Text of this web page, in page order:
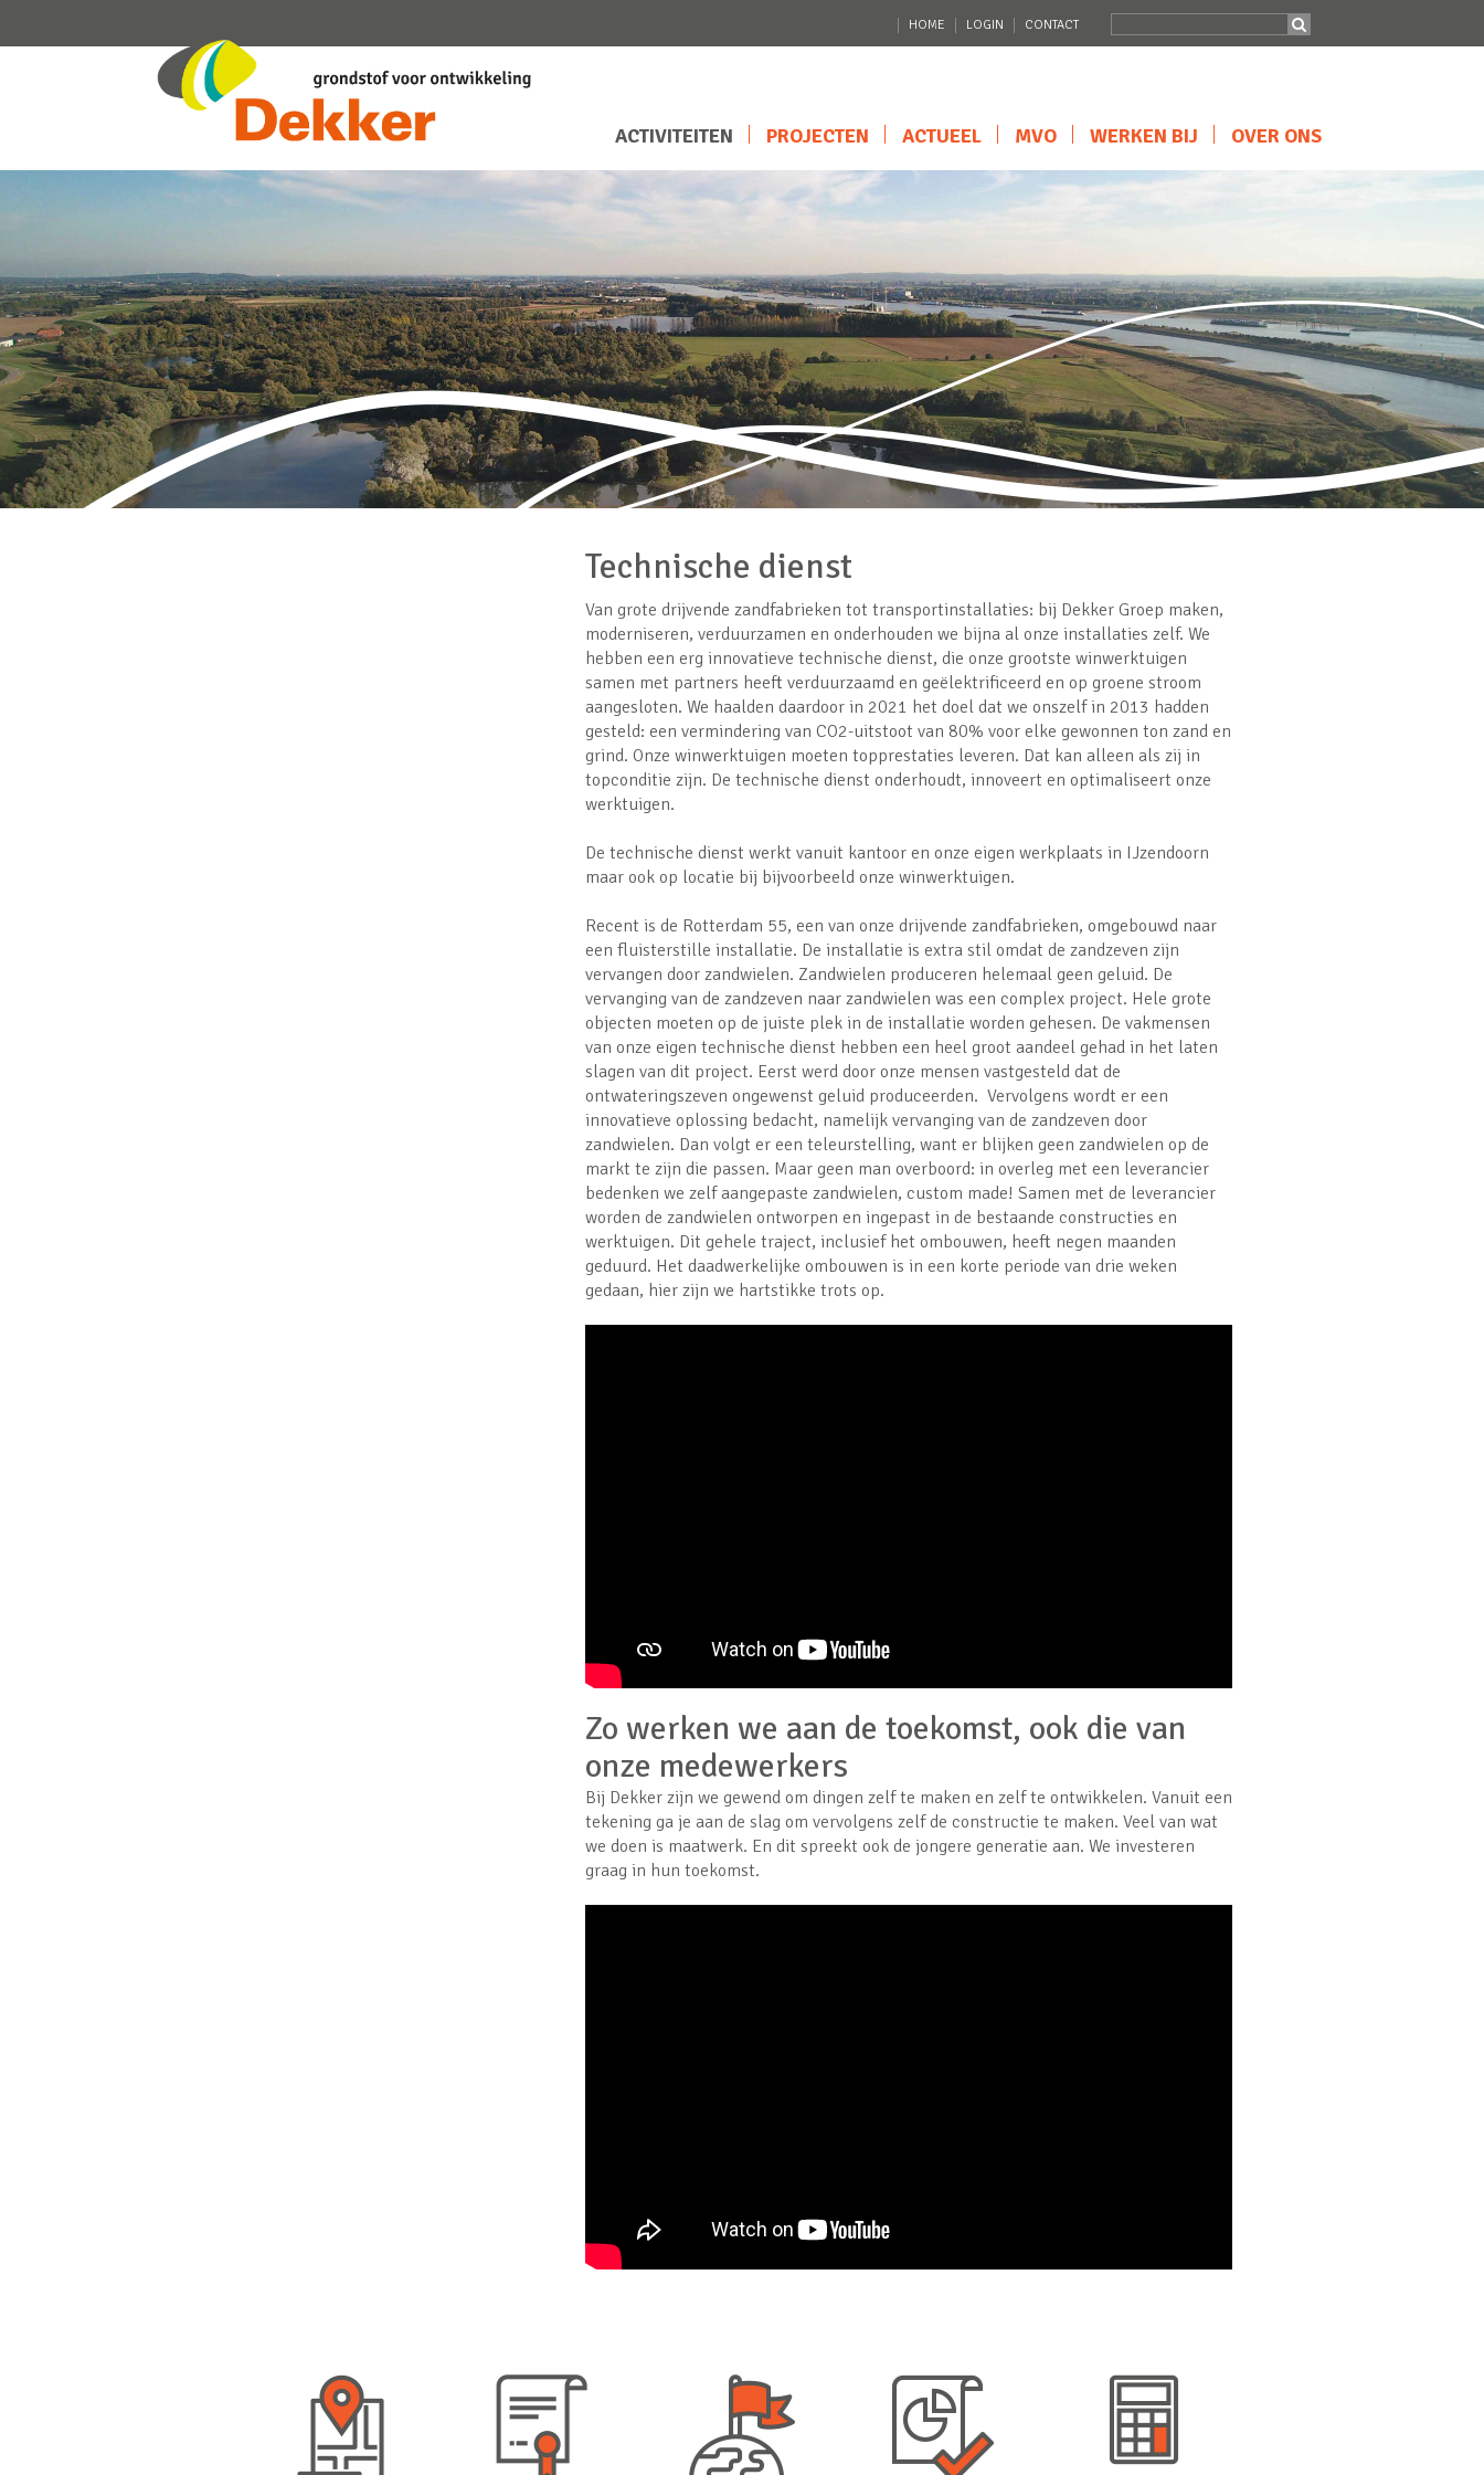
HOME LOGIN CONTACT
ACTIVITEITEN PROJECTEN ACTUEEL MVO WERKEN BIJ OVER ONS
Technische dienst
Van grote drijvende zandfabrieken tot transportinstallaties: bij Dekker Groep maken,
moderniseren, verduurzamen en onderhouden we bijna al onze installaties zelf. We
hebben een erg innovatieve technische dienst, die onze grootste winwerktuigen
samen met partners heeft verduurzaamd en geëlektrificeerd en op groene stroom
aangesloten. We haalden daardoor in 2021 het doel dat we onszelf in 2013 hadden
gesteld: een vermindering van CO2-uitstoot van 80% voor elke gewonnen ton zand en
grind. Onze winwerktuigen moeten topprestaties leveren. Dat kan alleen als zij in
topconditie zijn. De technische dienst onderhoudt, innoveert en optimaliseert onze
werktuigen.
De technische dienst werkt vanuit kantoor en onze eigen werkplaats in IJzendoorn
maar ook op locatie bij bijvoorbeeld onze winwerktuigen.
Recent is de Rotterdam 55, een van onze drijvende zandfabrieken, omgebouwd naar
een fluisterstille installatie. De installatie is extra stil omdat de zandzeven zijn
vervangen door zandwielen. Zandwielen produceren helemaal geen geluid. De
vervanging van de zandzeven naar zandwielen was een complex project. Hele grote
objecten moeten op de juiste plek in de installatie worden gehesen. De vakmensen
van onze eigen technische dienst hebben een heel groot aandeel gehad in het laten
slagen van dit project. Eerst werd door onze mensen vastgesteld dat de
ontwateringszeven ongewenst geluid produceerden. Vervolgens wordt er een
innovatieve oplossing bedacht, namelijk vervanging van de zandzeven door
zandwielen. Dan volgt er een teleurstelling, want er blijken geen zandwielen op de
markt te zijn die passen. Maar geen man overboord: in overleg met een leverancier
bedenken we zelf aangepaste zandwielen, custom made! Samen met de leverancier
worden de zandwielen ontworpen en ingepast in de bestaande constructies en
werktuigen. Dit gehele traject, inclusief het ombouwen, heeft negen maanden
geduurd. Het daadwerkelijke ombouwen is in een korte periode van drie weken
gedaan, hier zijn we hartstikke trots op.
Zo werken we aan de toekomst, ook die van
onze medewerkers
Bij Dekker zijn we gewend om dingen zelf te maken en zelf te ontwikkelen. Vanuit een
tekening ga je aan de slag om vervolgens zelf de constructie te maken. Veel van wat
we doen is maatwerk. En dit spreekt ook de jongere generatie aan. We investeren
graag in hun toekomst.